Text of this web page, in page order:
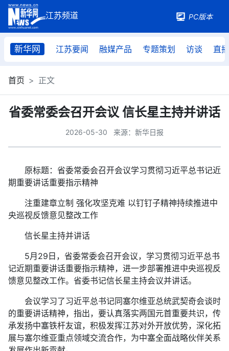
PC版本
新华网 江苏要闻 融媒产品 专题策划 访谈 直播
首页 正文
省委常委会召开会议 信长星主持并讲话
2026-05-30 来源：新华日报
原标题：省委常委会召开会议学习贯彻习近平总书记近
期重要讲话重要指示精神
注重建章立制 强化攻坚克难 以钉钉子精神持续推进中
央巡视反馈意见整改工作
信长星主持并讲话
5月29日，省委常委会召开会议，学习贯彻习近平总书
记近期重要讲话重要指示精神，进一步部署推进中央巡视反
馈意见整改工作。省委书记信长星主持会议并讲话。
会议学习了习近平总书记同塞尔维亚总统武契奇会谈时
的重要讲话精神，指出，要认真落实两国元首重要共识，传
承发扬中塞铁杆友谊，积极发挥江苏对外开放优势，深化拓
展与塞尔维亚重点领域交流合作，为中塞全面战略伙伴关系